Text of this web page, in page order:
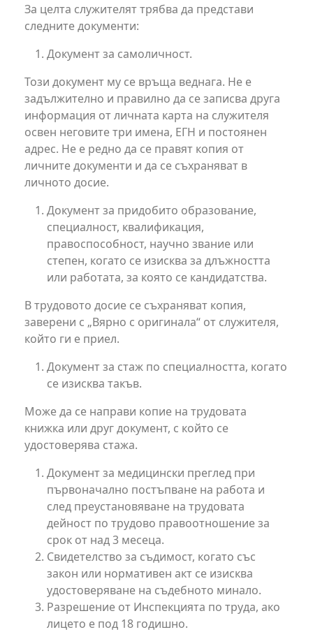
За целта служителят трябва да представи
следните документи:
Документ за самоличност.
Този документ му се връща веднага. Не е
задължително и правилно да се записва друга
информация от личната карта на служителя
освен неговите три имена, ЕГН и постоянен
адрес. Не е редно да се правят копия от
личните документи и да се съхраняват в
личното досие.
Документ за придобито образование,
специалност, квалификация,
правоспособност, научно звание или
степен, когато се изисква за длъжността
или работата, за която се кандидатства.
В трудовото досие се съхраняват копия,
заверени с „Вярно с оригинала“ от служителя,
който ги е приел.
Документ за стаж по специалността, когато
се изисква такъв.
Може да се направи копие на трудовата
книжка или друг документ, с който се
удостоверява стажа.
Документ за медицински преглед при
първоначално постъпване на работа и
след преустановяване на трудовата
дейност по трудово правоотношение за
срок от над 3 месеца.
Свидетелство за съдимост, когато със
закон или нормативен акт се изисква
удостоверяване на съдебното минало.
Разрешение от Инспекцията по труда, ако
лицето е под 18 годишно.